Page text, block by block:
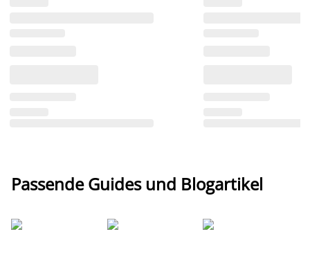
Passende Guides und Blogartikel